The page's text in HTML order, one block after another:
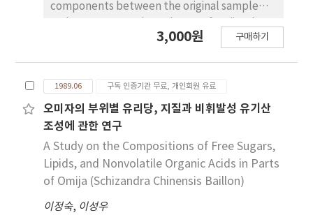
components between the original sample
content of Carbohydrate was highest in
Mn in the fruits, endocarps, and seeds were
all higher than those of the other cations. The
content of K and Zn in endocarps were three
to four times as much as those of seeds. and
the content of Na, Ca, and Cu in endocarps
were 1.5 to 1.75 times of seeds. Mineral
contents by water extract in each part were
ordered as K, Mg, Ca, and Fe. As the
3,000원 구매하기
1989.06 구독 인증기관 무료, 개인회원 유료
오미자의 부위별 유리당, 지질과 비휘발성 유기산
조성에 관한 연구
A Study on the Compositions of Free Sugars,
Lipids, and Nonvolatile Organic Acids in Parts
of Omija (Schizandra Chinensis Baillon)
이정숙, 이성우